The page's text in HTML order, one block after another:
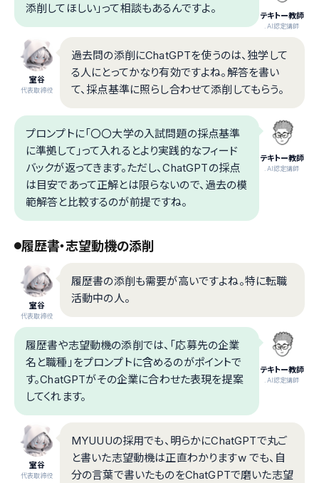
テキトー教師
.AI認定講師
添削してほしい」って相談もあるんですよ。
室谷
代表取締役
過去問の添削にChatGPTを使うのは、独学して
る人にとってかなり有効ですよね。解答を書い
て、採点基準に照らし合わせて添削してもらう。
テキトー教師
.AI認定講師
プロンプトに「〇〇大学の入試問題の採点基準
に準拠して」って入れるとより実践的なフィード
バックが返ってきます。ただし、ChatGPTの採点
は目安であって正解とは限らないので、過去の模
範解答と比較するのが前提ですね。
履歴書・志望動機の添削
室谷
代表取締役
履歴書の添削も需要が高いですよね。特に転職
活動中の人。
テキトー教師
.AI認定講師
履歴書や志望動機の添削では、「応募先の企業
名と職種」をプロンプトに含めるのがポイントで
す。ChatGPTがその企業に合わせた表現を提案
してくれます。
室谷
代表取締役
MYUUUの採用でも、明らかにChatGPTで丸ご
と書いた志望動機は正直わかりますw でも、自
分の言葉で書いたものをChatGPTで磨いた志望